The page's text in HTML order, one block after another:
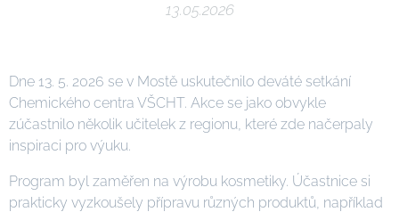
13.05.2026
Dne 13. 5. 2026 se v Mostě uskutečnilo deváté setkání
Chemického centra VŠCHT. Akce se jako obvykle
zúčastnilo několik učitelek z regionu, které zde načerpaly
inspiraci pro výuku.
Program byl zaměřen na výrobu kosmetiky. Účastnice si
prakticky vyzkoušely přípravu různých produktů, například